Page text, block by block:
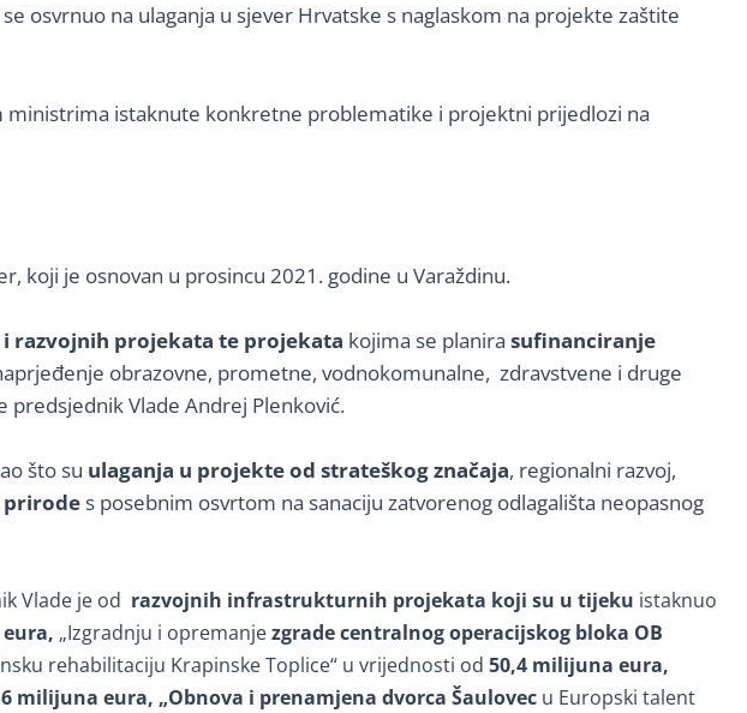
osvrnuo na ulaganja u sjever Hrvatske s naglaskom na projekte zaštite
ministrima istaknute konkretne problematike i projektni prijedlozi na
koji je osnovan u prosincu 2021. godine u Varaždinu.
razvojnih projekata te projekata kojima se planira sufinanciranje
obrazovne, prometne, vodnokomunalne, zdravstvene i druge
Vlade Andrej Plenković.
što su ulaganja u projekte od strateškog značaja, regionalni razvoj,
prirodes posebnim osvrtom na sanaciju zatvorenog odlagališta neopasnog
Vlade je od razvojnih infrastrukturnih projekata koji su u tijeku istaknuo
„Izgradnju i opremanjezgrade centralnog operacijskog bloka OB
rehabilitaciju Krapinske Toplice“ u vrijednosti od 50,4 milijuna eura,
milijuna eura, „Obnova i prenamjena dvorca Šaulovec u Europski talent